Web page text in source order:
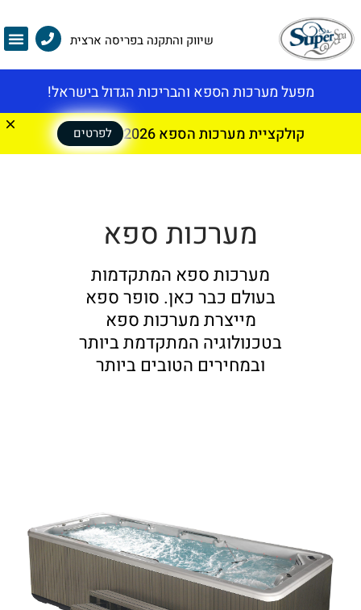
שיווק והתקנה בפריסה ארצית
מפעל מערכות הספא והבריכות הגדול בישראל!
קולקציית מערכות הספא 2026
לפרטים
מערכות ספא
מערכות ספא המתקדמות
בעולם כבר כאן. סופר ספא
מייצרת מערכות ספא
בטכנולוגיה המתקדמת ביותר
ובמחירים הטובים ביותר